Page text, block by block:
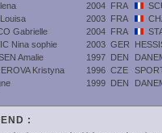
2004 FRA
2003 FRA
Gabrielle 2004 FRA
Nina sophie 2003 GER
Amalie 1997 DEN
Kristyna 1996 CZE
1999 DEN
: